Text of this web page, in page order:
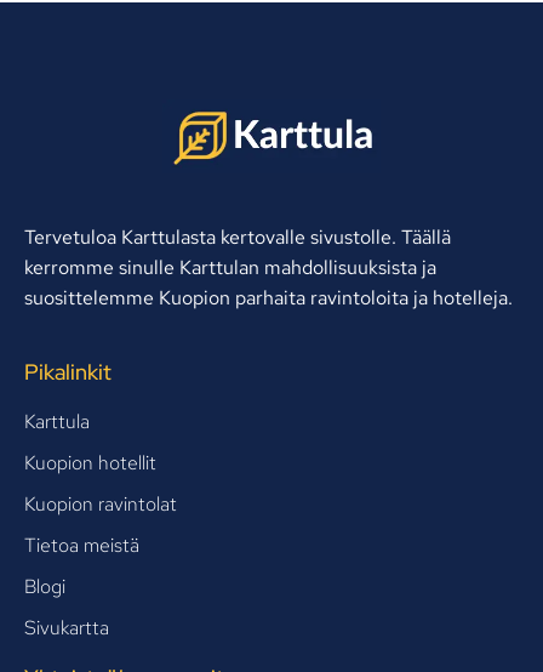
Tervetuloa Karttulasta kertovalle sivustolle. Täällä
kerromme sinulle Karttulan mahdollisuuksista ja
suosittelemme Kuopion parhaita ravintoloita ja hotelleja.
Pikalinkit
Karttula
Kuopion hotellit
Kuopion ravintolat
Tietoa meistä
Blogi
Sivukartta